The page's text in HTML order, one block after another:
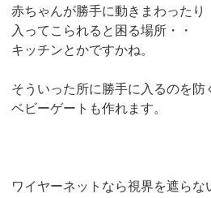
赤ちゃんが勝手に動きまわったり
入ってこられると困る場所・・
キッチンとかですかね。
そういった所に勝手に入るのを防
ベビーゲートも作れます。
ワイヤーネットなら視界を遮らな